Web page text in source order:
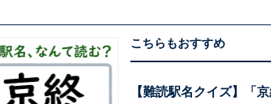
こちらもおすすめ
【難読駅名クイズ】「